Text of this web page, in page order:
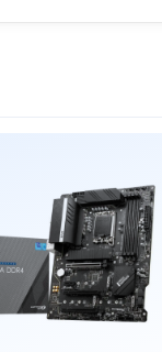
Rəsmi gəlir
olmamalıdır. Bu
Daha ətraflıburadan
buradan baxa bilərsiniz.